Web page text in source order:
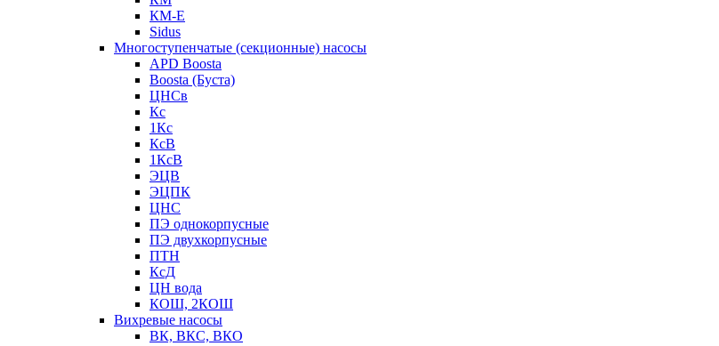
КМ-Е
Sidus
Многоступенчатые (секционные) насосы
APD Boosta
Boosta (Буста)
ЦНСв
Кс
1Кс
КсВ
1КсВ
ЭЦВ
ЭЦПК
ЦНС
ПЭ однокорпусные
ПЭ двухкорпусные
ПТН
КсД
ЦН вода
КОШ, 2КОШ
Вихревые насосы
ВК, ВКС, ВКО